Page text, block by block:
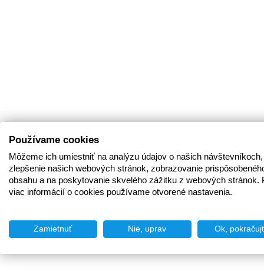
Používame cookies
Môžeme ich umiestniť na analýzu údajov o našich
zlepšenie našich webových stránok, zobrazovanie
obsahu a na poskytovanie skvelého zážitku z webových stránok.
viac informácií o cookies používame otvorené nastavenia.
Zamietnuť Nie, uprav Ok,